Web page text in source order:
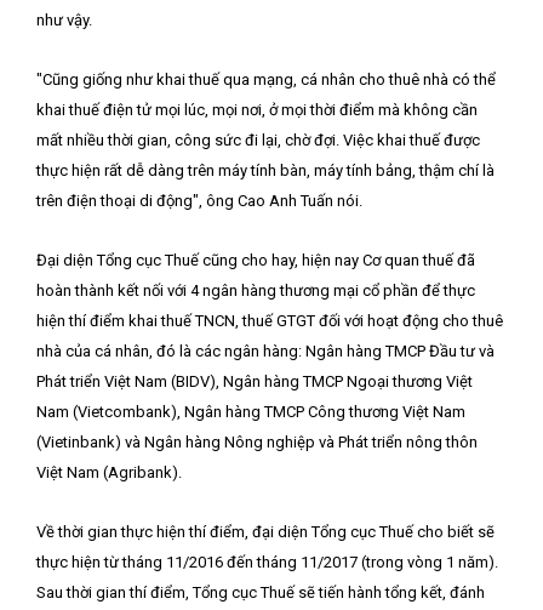
như vậy.
"Cũng giống như khai thuế qua mạng, cá nhân cho thuê nhà có thể
khai thuế điện tử mọi lúc, mọi nơi, ở mọi thời điểm mà không cần
mất nhiều thời gian, công sức đi lại, chờ đợi. Việc khai thuế được
thực hiện rất dễ dàng trên máy tính bàn, máy tính bảng, thậm chí là
trên điện thoại di động", ông Cao Anh Tuấn nói.
Đại diện Tổng cục Thuế cũng cho hay, hiện nay Cơ quan thuế đã
hoàn thành kết nối với 4 ngân hàng thương mại cổ phần để thực
hiện thí điểm khai thuế TNCN, thuế GTGT đối với hoạt động cho thuê
nhà của cá nhân, đó là các ngân hàng: Ngân hàng TMCP Đầu tư và
Phát triển Việt Nam (BIDV), Ngân hàng TMCP Ngoại thương Việt
Nam (Vietcombank), Ngân hàng TMCP Công thương Việt Nam
(Vietinbank) và Ngân hàng Nông nghiệp và Phát triển nông thôn
Việt Nam (Agribank).
Về thời gian thực hiện thí điểm, đại diện Tổng cục Thuế cho biết sẽ
thực hiện từ tháng 11/2016 đến tháng 11/2017 (trong vòng 1 năm).
Sau thời gian thí điểm, Tổng cục Thuế sẽ tiến hành tổng kết, đánh